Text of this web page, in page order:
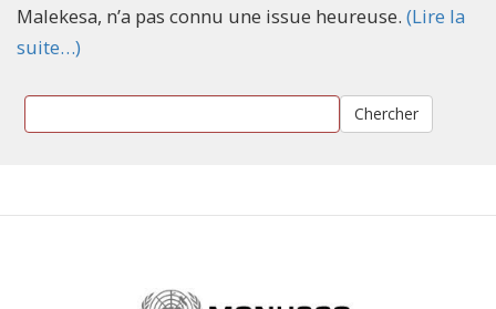
Malekesa, n’a pas connu une issue heureuse. (Lire la
suite…)
Chercher